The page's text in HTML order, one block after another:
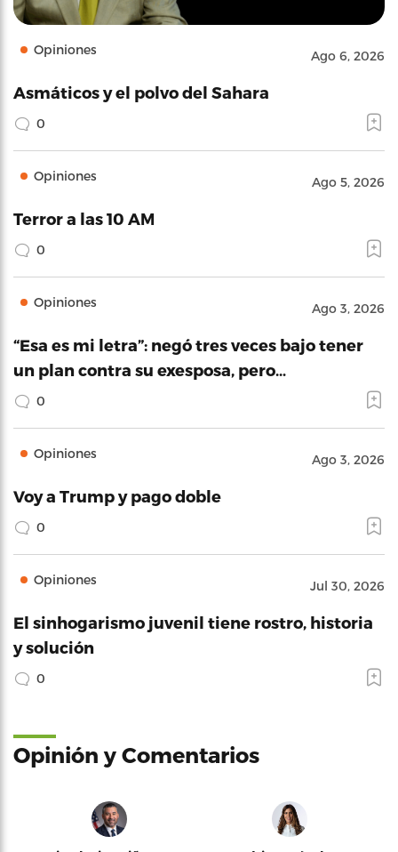
Opiniones Ago 6, 2026
Asmáticos y el polvo del Sahara
0
Opiniones Ago 5, 2026
Terror a las 10 AM
0
Opiniones Ago 3, 2026
“Esa es mi letra”: negó tres veces bajo tener
un plan contra su exesposa, pero…
0
Opiniones Ago 3, 2026
Voy a Trump y pago doble
0
Opiniones Jul 30, 2026
El sinhogarismo juvenil tiene rostro, historia
y solución
0
Opinión y Comentarios